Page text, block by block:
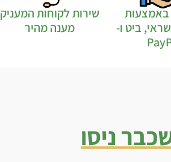
ביט ו-
שירות לקוחות המעניק
מענה מהיר
ניסו